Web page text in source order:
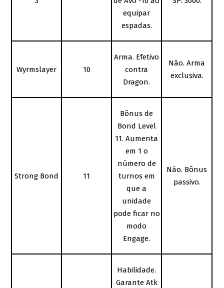
equipar
espadas.
Wyrmslayer 10
Arma. Efetivo
contra
Dragon.
Não. Arma
exclusiva.
Strong Bond 11
Bônus de
Bond Level
11. Aumenta
em 1 o
número de
turnos em
que a
unidade
pode ficar no
modo
Engage.
Não. Bônus
passivo.
Habilidade.
Garante Atk